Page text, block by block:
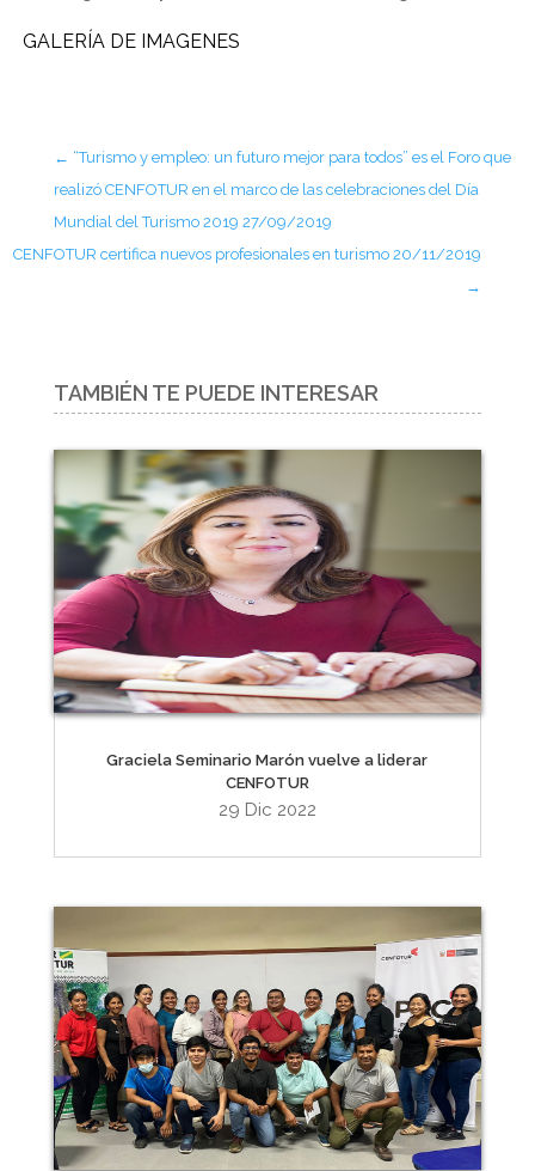
GALERÍA DE IMAGENES
← “Turismo y empleo: un futuro mejor para todos” es el Foro que
realizó CENFOTUR en el marco de las celebraciones del Día
Mundial del Turismo 2019 27/09/2019
CENFOTUR certifica nuevos profesionales en turismo 20/11/2019
→
TAMBIÉN TE PUEDE INTERESAR
Graciela Seminario Marón vuelve a liderar
CENFOTUR
29 Dic 2022